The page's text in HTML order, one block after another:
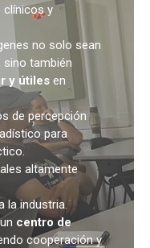
clínicos y
no solo sean
también
y útilesen
de percepción
para
altamente
la industria.
centro de
cooperación y